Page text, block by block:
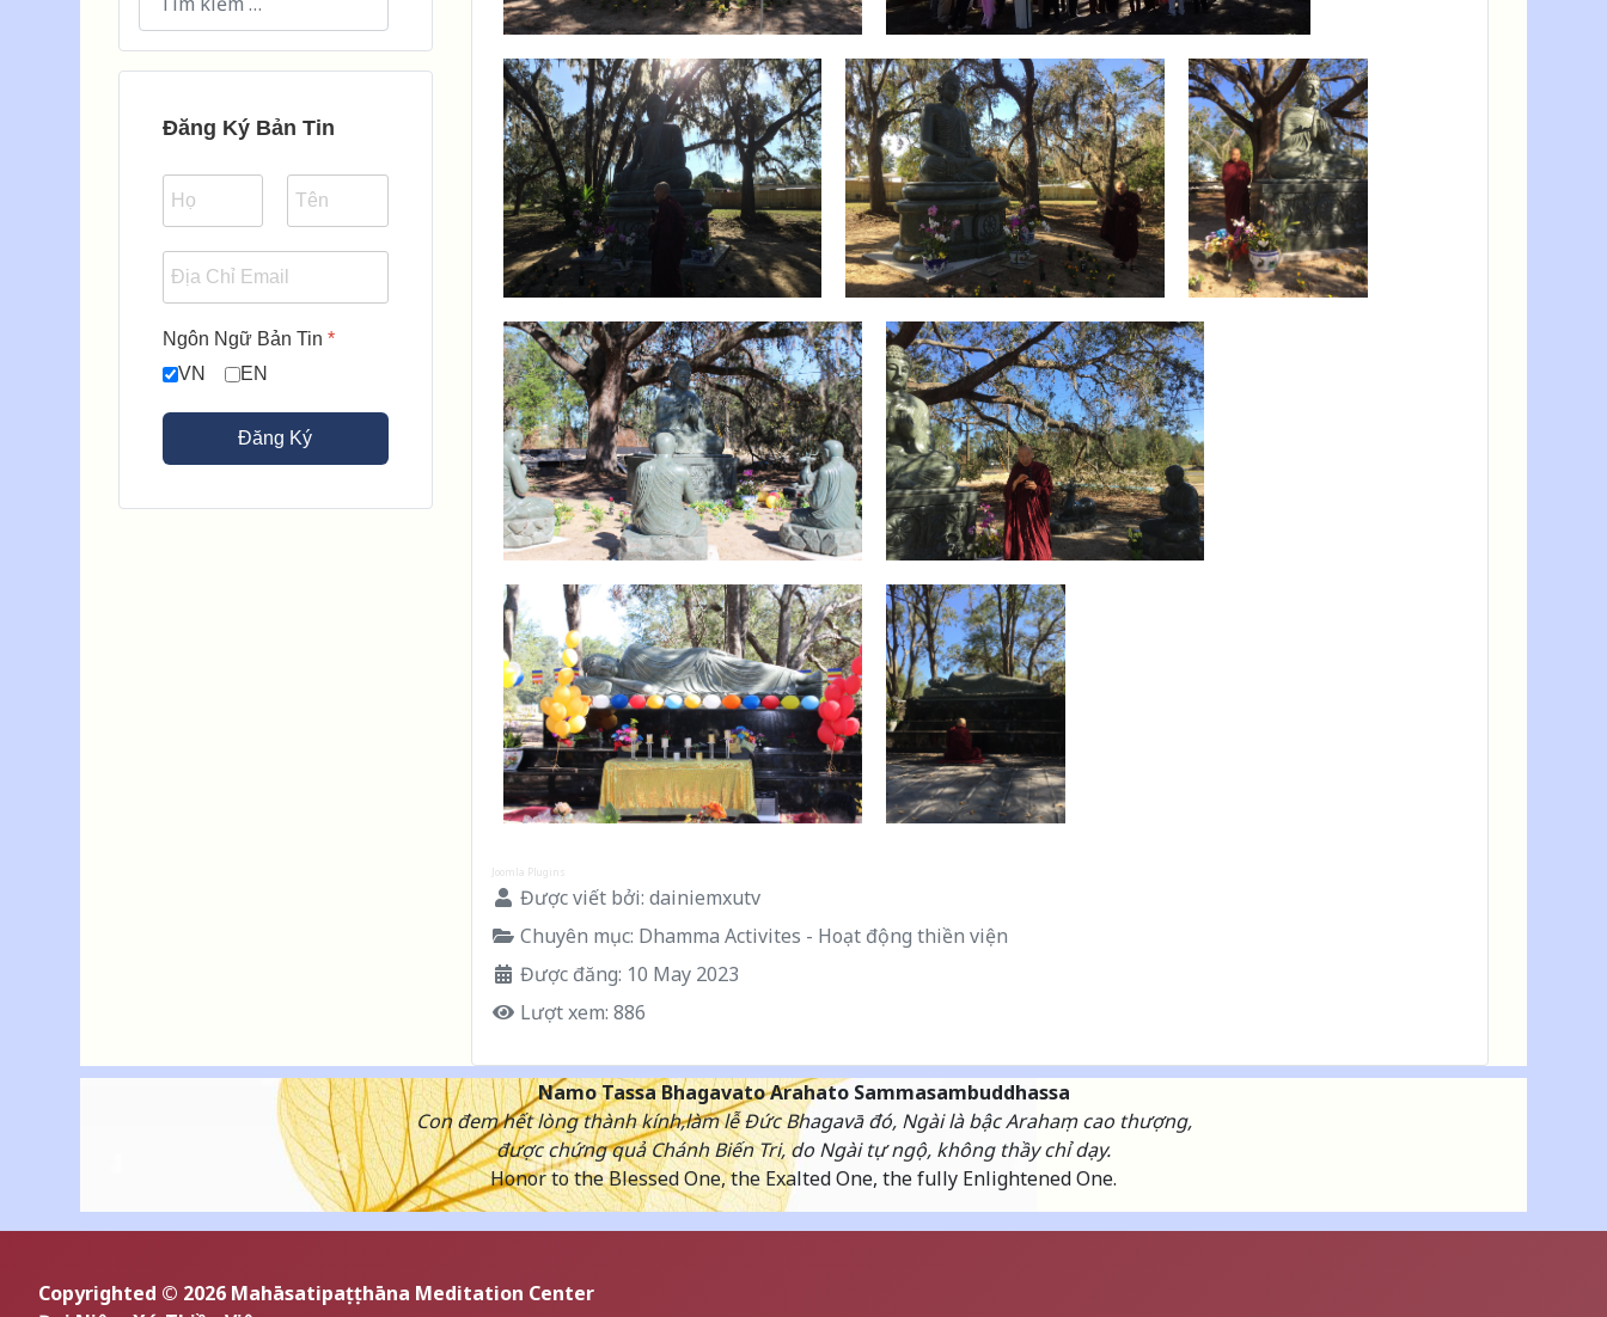
Type 2 or more characters for results.
Đăng Ký Bản Tin
Ngôn Ngữ Bản Tin*
VN
EN
Đăng Ký
Joomla Plugins
Được viết bởi: dainiemxutv
Chuyên mục: Dhamma Activites - Hoạt động thiền viện
Được đăng: 10 May 2023
Lượt xem: 886
Namo Tassa Bhagavato Arahato Sammasambuddhassa
Con đem hết lòng thành kính,làm lễ Đức Bhagavā đó, Ngài là bậc Arahaṃ cao thượng,
được chứng quả Chánh Biến Tri, do Ngài tự ngộ, không thầy chỉ dạy.
Honor to the Blessed One, the Exalted One, the fully Enlightened One.
Copyrighted © 2026 Mahāsatipaṭṭhāna Meditation Center